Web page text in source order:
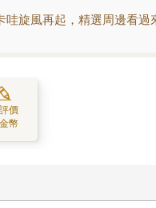
旋風再起，精選周邊看過
價
幣